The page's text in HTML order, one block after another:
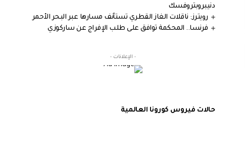
دنيبروبتروفسك
رويترز: ناقلات الغاز القطري تستأنف مسارها عبر البحر الأحمر
فرنسا.. المحكمة توافق على طلب الإفراج عن ساركوزي
- الإعلانات -
حالات فيروس كورونا العالمية